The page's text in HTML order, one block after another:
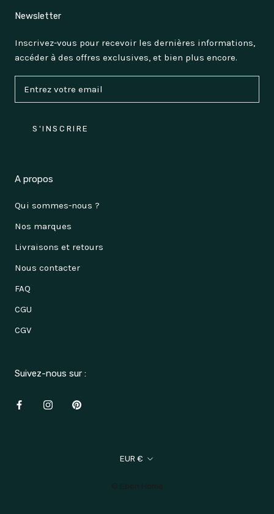
Newsletter
Inscrivez-vous pour recevoir les dernières informations,
accéder à des offres exclusives, et bien plus encore.
S'INSCRIRE
A propos
Qui sommes-nous ?
Nos marques
Livraisons et retours
Nous contacter
FAQ
CGU
CGV
Suivez-nous sur :
Devise
EUR €